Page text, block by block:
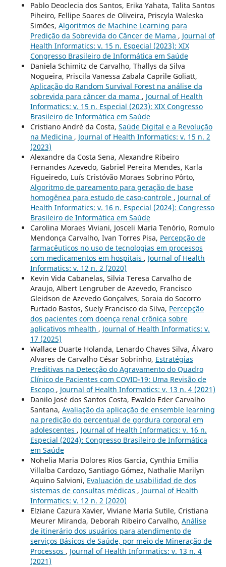
Pablo Deoclecia dos Santos, Erika Yahata, Talita Santos
Piheiro, Fellipe Soares de Oliveira, Priscyla Waleska
Simões, Algoritmos de Machine Learning para
Predição da Sobrevida do Câncer de Mama , Journal of
Health Informatics: v. 15 n. Especial (2023): XIX
Congresso Brasileiro de Informática em Saúde
Daniela Schimitz de Carvalho, Thallys da Silva
Nogueira, Priscila Vanessa Zabala Caprile Goliatt,
Aplicação do Random Survival Forest na análise da
sobrevida para câncer da mama , Journal of Health
Informatics: v. 15 n. Especial (2023): XIX Congresso
Brasileiro de Informática em Saúde
Cristiano André da Costa, Saúde Digital e a Revolução
na Medicina , Journal of Health Informatics: v. 15 n. 2
(2023)
Alexandre da Costa Sena, Alexandre Ribeiro
Fernandes Azevedo, Gabriel Pereira Mendes, Karla
Figueiredo, Luís Cristóvão Moraes Sobrino Pôrto,
Algoritmo de pareamento para geração de base
homogênea para estudo de caso-controle , Journal of
Health Informatics: v. 16 n. Especial (2024): Congresso
Brasileiro de Informática em Saúde
Carolina Moraes Viviani, Josceli Maria Tenório, Romulo
Mendonça Carvalho, Ivan Torres Pisa, Percepção de
farmacêuticos no uso de tecnologias em processos
com medicamentos em hospitais , Journal of Health
Informatics: v. 12 n. 2 (2020)
Kevin Vida Cabanelas, Silvia Teresa Carvalho de
Araujo, Albert Lengruber de Azevedo, Francisco
Gleidson de Azevedo Gonçalves, Soraia do Socorro
Furtado Bastos, Suely Francisco da Silva, Percepção
dos pacientes com doença renal crônica sobre
aplicativos mhealth , Journal of Health Informatics: v.
17 (2025)
Wallace Duarte Holanda, Lenardo Chaves Silva, Álvaro
Alvares de Carvalho César Sobrinho, Estratégias
Preditivas na Detecção do Agravamento do Quadro
Clínico de Pacientes com COVID-19: Uma Revisão de
Escopo , Journal of Health Informatics: v. 13 n. 4 (2021)
Danilo José dos Santos Costa, Ewaldo Eder Carvalho
Santana, Avaliação da aplicação de ensemble learning
na predição do percentual de gordura corporal em
adolescentes , Journal of Health Informatics: v. 16 n.
Especial (2024): Congresso Brasileiro de Informática
em Saúde
Nohelia Maria Dolores Rios Garcia, Cynthia Emilia
Villalba Cardozo, Santiago Gómez, Nathalie Marilyn
Aquino Salvioni, Evaluación de usabilidad de dos
sistemas de consultas médicas , Journal of Health
Informatics: v. 12 n. 2 (2020)
Elziane Cazura Xavier, Viviane Maria Sutile, Cristiana
Meurer Miranda, Deborah Ribeiro Carvalho, Análise
de itinerário dos usuários para atendimento de
serviços Básicos de Saúde, por meio de Mineração de
Processos , Journal of Health Informatics: v. 13 n. 4
(2021)